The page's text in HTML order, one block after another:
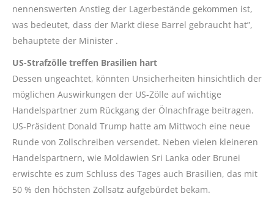
nennenswerten Anstieg der Lagerbestände gekommen ist,
was bedeutet, dass der Markt diese Barrel gebraucht hat”,
behauptete der Minister .
US-Strafzölle treffen Brasilien hart
Dessen ungeachtet, könnten Unsicherheiten hinsichtlich der
möglichen Auswirkungen der US-Zölle auf wichtige
Handelspartner zum Rückgang der Ölnachfrage beitragen.
US-Präsident Donald Trump hatte am Mittwoch eine neue
Runde von Zollschreiben versendet. Neben vielen kleineren
Handelspartnern, wie Moldawien Sri Lanka oder Brunei
erwischte es zum Schluss des Tages auch Brasilien, das mit
50 % den höchsten Zollsatz aufgebürdet bekam.